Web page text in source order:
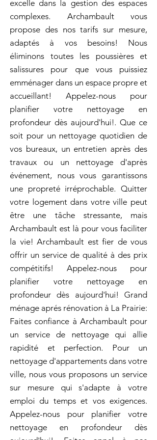
excelle dans la gestion des espaces
complexes. Archambault vous
propose des nos tarifs sur mesure,
adaptés à vos besoins! Nous
éliminons toutes les poussières et
salissures pour que vous puissiez
emménager dans un espace propre et
accueillant! Appelez-nous pour
planifier votre nettoyage en
profondeur dès aujourd'hui!. Que ce
soit pour un nettoyage quotidien de
vos bureaux, un entretien après des
travaux ou un nettoyage d'après
événement, nous vous garantissons
une propreté irréprochable. Quitter
votre logement dans votre ville peut
être une tâche stressante, mais
Archambault est là pour vous faciliter
la vie! Archambault est fier de vous
offrir un service de qualité à des prix
compétitifs! Appelez-nous pour
planifier votre nettoyage en
profondeur dès aujourd'hui! Grand
ménage aprés rénovation à La Prairie:
Faites confiance à Archambault pour
un service de nettoyage qui allie
rapidité et perfection. Pour un
nettoyage d'appartements dans votre
ville, nous vous proposons un service
sur mesure qui s'adapte à votre
emploi du temps et vos exigences.
Appelez-nous pour planifier votre
nettoyage en profondeur dès